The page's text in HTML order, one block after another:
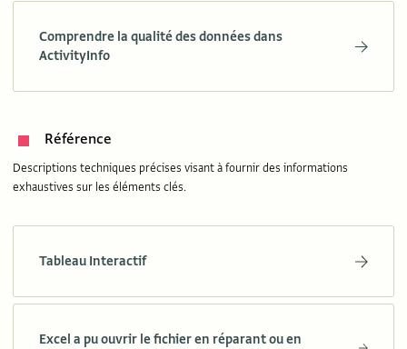
Comprendre la qualité des données dans
ActivityInfo
Référence
Descriptions techniques précises visant à fournir des informations
exhaustives sur les éléments clés.
Tableau Interactif
Excel a pu ouvrir le fichier en réparant ou en